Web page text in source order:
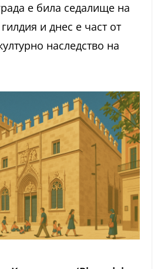
е била седалище на
и днес е част от
наследство на